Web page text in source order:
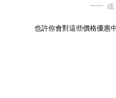
或
也許你會對這些價格優惠